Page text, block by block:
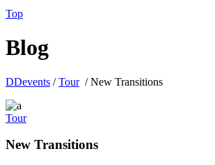
Top
Blog
DDevents /Tour /New Transitions
Tour
New Transitions